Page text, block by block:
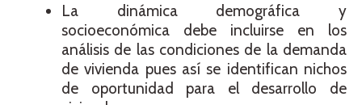
La dinámica demográfica y
socioeconómica debe incluirse en los
análisis de las condiciones de la demanda
de vivienda pues así se identifican nichos
de oportunidad para el desarrollo de